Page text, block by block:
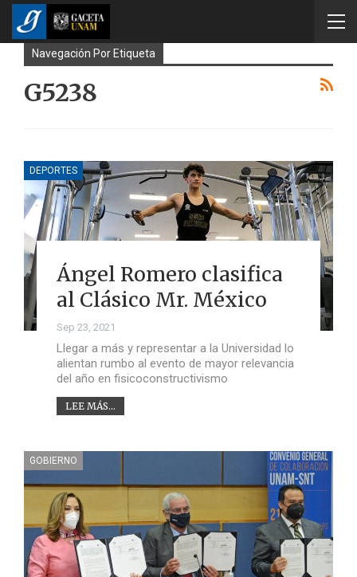
Navegación Por Etiqueta
G5238
DEPORTES
Ángel Romero clasifica
al Clásico Mr. México
Sep 23, 2021
Llegar a más y representar a la Universidad lo
alientan rumbo al evento de mayor relevancia
del año en fisicoconstructivismo
LEE MÁS...
GOBIERNO